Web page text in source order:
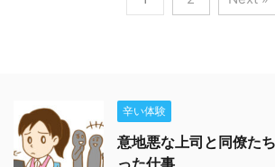
辛い体験
意地悪な上司と同僚た
った仕事